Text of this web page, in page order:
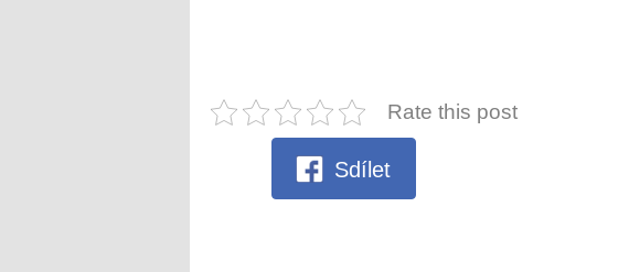
Rate this post
Sdílet